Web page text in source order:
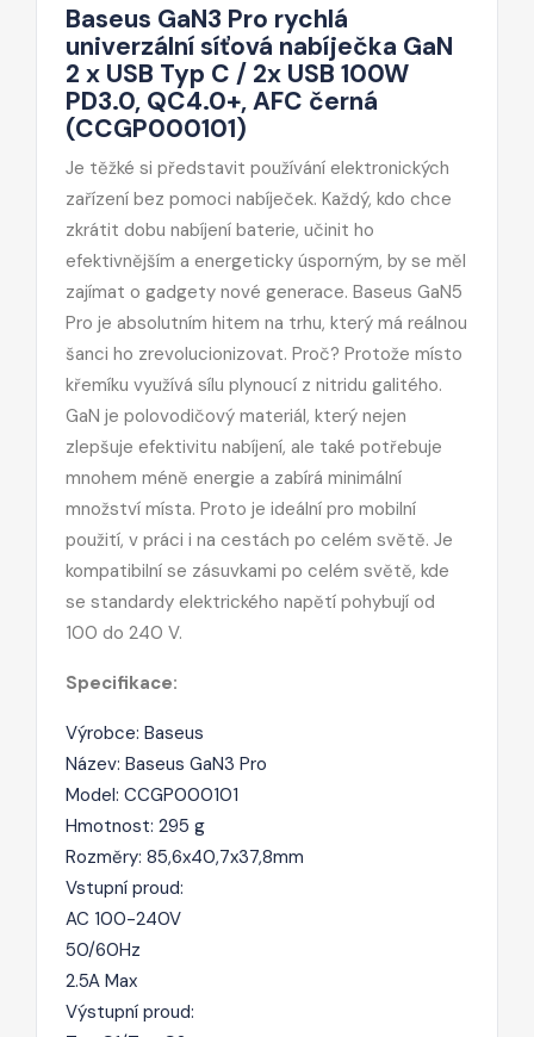
Baseus GaN3 Pro rychlá
univerzální síťová nabíječka GaN
2 x USB Typ C / 2x USB 100W
PD3.0, QC4.0+, AFC černá
(CCGP000101)
Je těžké si představit používání elektronických
zařízení bez pomoci nabíječek. Každý, kdo chce
zkrátit dobu nabíjení baterie, učinit ho
efektivnějším a energeticky úsporným, by se měl
zajímat o gadgety nové generace. Baseus GaN5
Pro je absolutním hitem na trhu, který má reálnou
šanci ho zrevolucionizovat. Proč? Protože místo
křemíku využívá sílu plynoucí z nitridu galitého.
GaN je polovodičový materiál, který nejen
zlepšuje efektivitu nabíjení, ale také potřebuje
mnohem méně energie a zabírá minimální
množství místa. Proto je ideální pro mobilní
použití, v práci i na cestách po celém světě. Je
kompatibilní se zásuvkami po celém světě, kde
se standardy elektrického napětí pohybují od
100 do 240 V.
Specifikace:
Výrobce: Baseus
Název: Baseus GaN3 Pro
Model: CCGP000101
Hmotnost: 295 g
Rozměry: 85,6x40,7x37,8mm
Vstupní proud:
AC 100-240V
50/60Hz
2.5A Max
Výstupní proud: